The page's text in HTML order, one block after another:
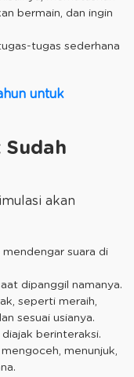
bermain, dan ingin
tugas sederhana
untuk
Sudah
akan
suara di
dipanggil namanya.
seperti meraih,
sesuai usianya.
berinteraksi.
menunjuk,